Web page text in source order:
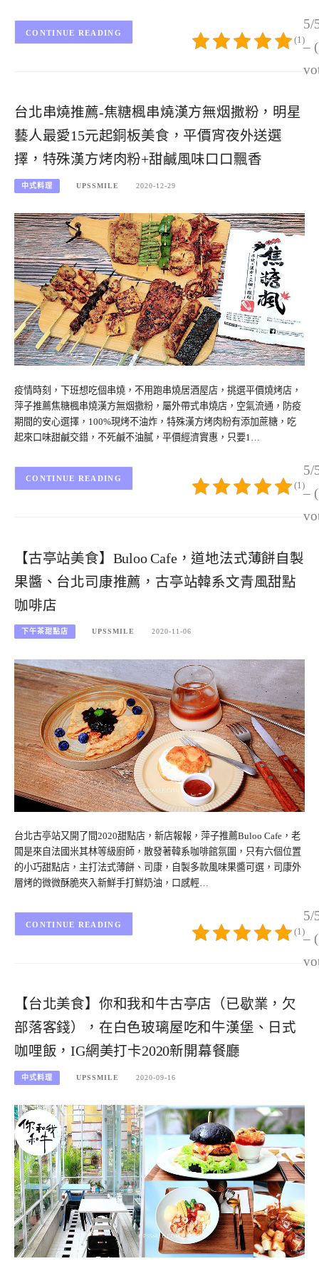
5/
–
(1)
CONTINUE READING
台北串燒推薦-焦糖楓串燒漢方無烟撒粉，明星
藝人最愛15元起銅板美食，平價宵夜外送選
擇，特殊漢方烤肉粉+甜鹹風味口口飄香
中式料理 UPSSMILE 2020-12-29
疫情時刻，下班想吃個串燒，不用跑串燒居酒屋店，挑選平價燒烤店，
萍子推薦焦糖楓串燒漢方無烟撒粉，屬外帶式串燒店，空氣流通，防疫
期間的安心選擇，100%現烤不油炸，特殊漢方烤肉粉有添加蔗糖，吃
起來口味甜鹹交錯，不死鹹不油膩，平價經濟實惠，只要1…
5/
–
(1)
CONTINUE READING
【古亭站美食】Buloo Cafe，道地法式薄餅自製
果醬、台北司康推薦，古亭站韓系文青風甜點
咖啡店
下午茶甜點店 UPSSMILE 2020-11-06
台北古亭站又開了間2020甜點店，新店報報，萍子推薦Buloo Cafe，老
闆是來自法國米其林等級廚師，散發著韓系咖啡館氛圍，只有六個位置
的小巧甜點店，主打法式薄餅、司康，自製多款風味果醬可選，司康外
層烤的微微酥脆夾入新鮮手打鮮奶油，口感輕…
5/
–
(1)
CONTINUE READING
【台北美食】你和我和牛古亭店（已歇業，欠
部落客錢），在白色玻璃屋吃和牛漢堡、日式
咖哩飯，IG網美打卡2020新開幕餐廳
中式料理 UPSSMILE 2020-09-16